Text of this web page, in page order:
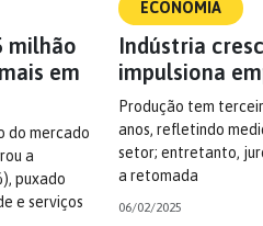
milhão
em
do mercado
a
puxado
e serviços
ECONOMIA
Indústria
impulsiona
Produção tem
anos, refletindo
setor; entretanto,
a retomada
06/02/2025